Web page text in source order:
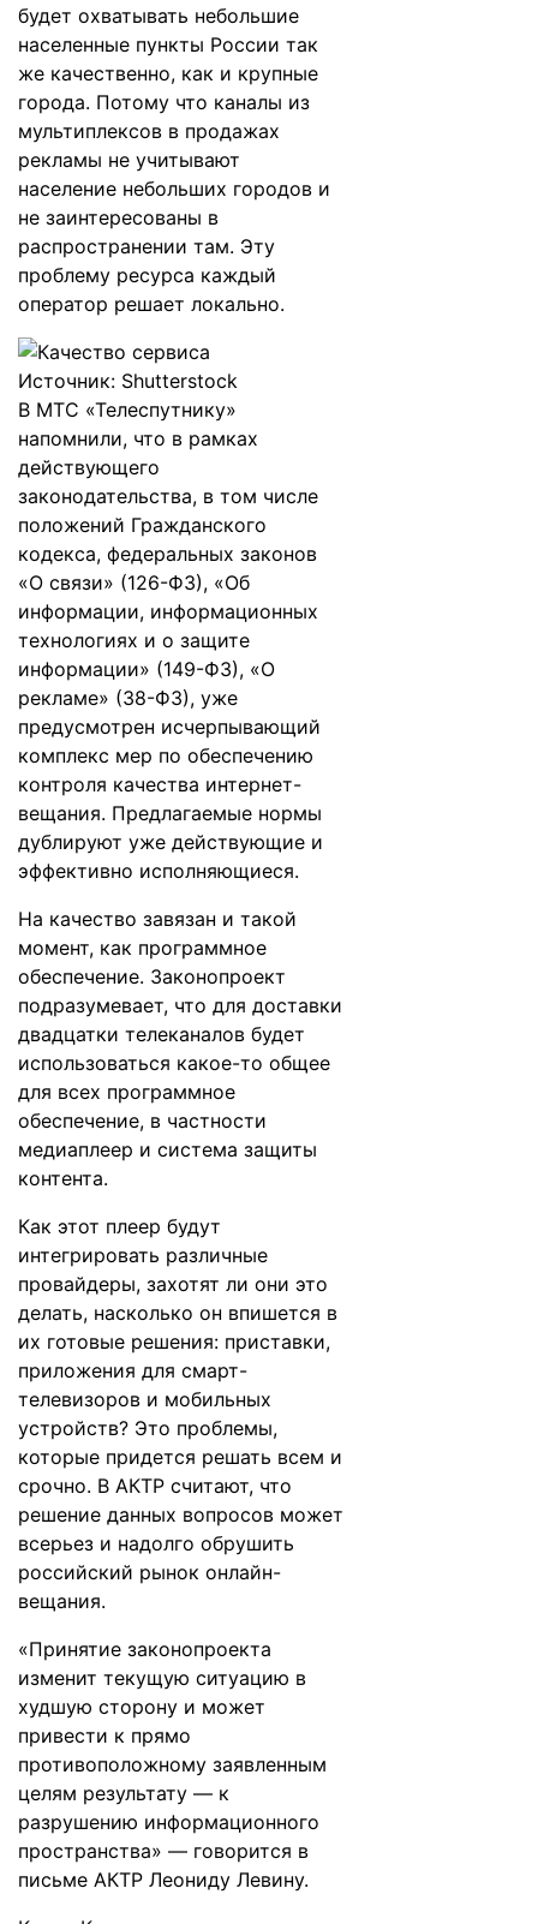
будет охватывать небольшие
населенные пункты России так
же качественно, как и крупные
города. Потому что каналы из
мультиплексов в продажах
рекламы не учитывают
население небольших городов и
не заинтересованы в
распространении там. Эту
проблему ресурса каждый
оператор решает локально.
Источник: Shutterstock
В МТС «Телеспутнику»
напомнили, что в рамках
действующего
законодательства, в том числе
положений Гражданского
кодекса, федеральных законов
«О связи» (126-ФЗ), «Об
информации, информационных
технологиях и о защите
информации» (149-ФЗ), «О
рекламе» (38-ФЗ), уже
предусмотрен исчерпывающий
комплекс мер по обеспечению
контроля качества интернет-
вещания. Предлагаемые нормы
дублируют уже действующие и
эффективно исполняющиеся.
На качество завязан и такой
момент, как программное
обеспечение. Законопроект
подразумевает, что для доставки
двадцатки телеканалов будет
использоваться какое-то общее
для всех программное
обеспечение, в частности
медиаплеер и система защиты
контента.
Как этот плеер будут
интегрировать различные
провайдеры, захотят ли они это
делать, насколько он впишется в
их готовые решения: приставки,
приложения для смарт-
телевизоров и мобильных
устройств? Это проблемы,
которые придется решать всем и
срочно. В АКТР считают, что
решение данных вопросов может
всерьез и надолго обрушить
российский рынок онлайн-
вещания.
«Принятие законопроекта
изменит текущую ситуацию в
худшую сторону и может
привести к прямо
противоположному заявленным
целям результату — к
разрушению информационного
пространства» — говорится в
письме АКТР Леониду Левину.